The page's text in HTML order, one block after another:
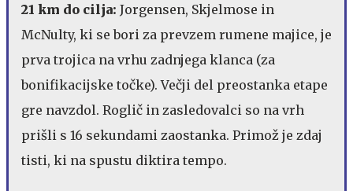
21 km do cilja: Jorgensen, Skjelmose in
McNulty, ki se bori za prevzem rumene majice, je
prva trojica na vrhu zadnjega klanca (za
bonifikacijske točke). Večji del preostanka etape
gre navzdol. Roglič in zasledovalci so na vrh
prišli s 16 sekundami zaostanka. Primož je zdaj
tisti, ki na spustu diktira tempo.